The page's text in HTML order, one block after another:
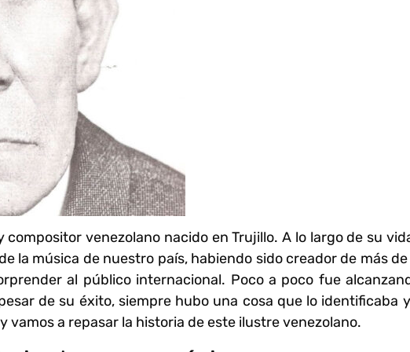
venezolano nacido en Trujillo. A lo largo de su
la música de nuestro país, habiendo sido creador de más
al público internacional. Poco a poco fue
de su éxito, siempre hubo una cosa que lo identificaba
vamos a repasar la historia de este ilustre venezolano.